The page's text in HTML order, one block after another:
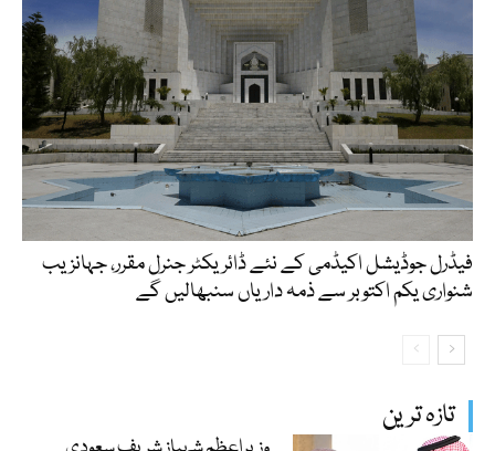
تازہ ترین
فیڈرل جوڈیشل اکیڈمی کے نئے ڈائریکٹر جنرل مقرر، جہانزیب
شنواری یکم اکتوبر سے ذمہ داریاں سنبھالیں گے